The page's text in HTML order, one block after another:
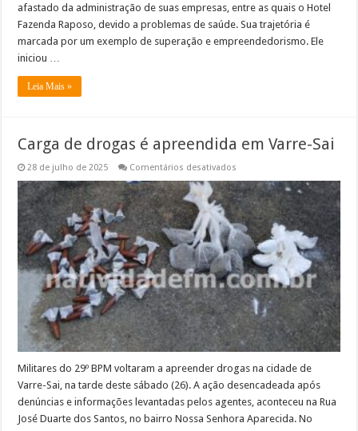
afastado da administração de suas empresas, entre as quais o Hotel
Fazenda Raposo, devido a problemas de saúde. Sua trajetória é
marcada por um exemplo de superação e empreendedorismo. Ele
iniciou …
Leia Mais »
Carga de drogas é apreendida em Varre-Sai
28 de julho de 2025 Comentários desativados
de
drogas
é
apreendida
em
Varre-
Sai
Militares do 29º BPM voltaram a apreender drogas na cidade de
Varre-Sai, na tarde deste sábado (26). A ação desencadeada após
denúncias e informações levantadas pelos agentes, aconteceu na Rua
José Duarte dos Santos, no bairro Nossa Senhora Aparecida. No